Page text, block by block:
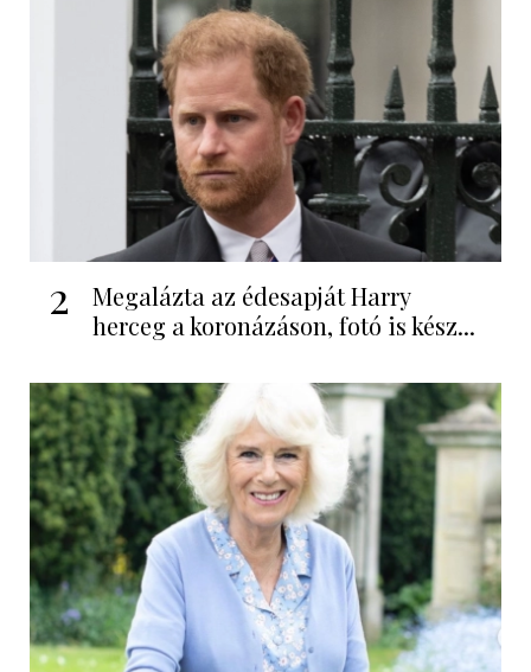
2
Megalázta az édesapját Harry
herceg a koronázáson, fotó is kész...